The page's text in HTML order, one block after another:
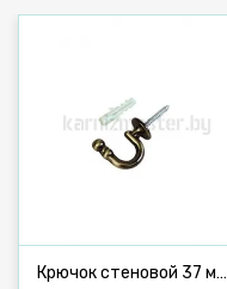
Крючок стеновой 37 мм, антик